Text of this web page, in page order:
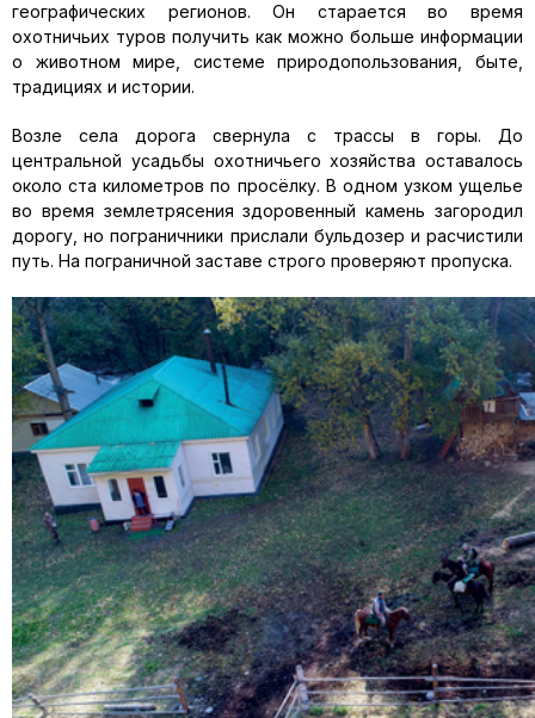
географических регионов. Он старается во время
охотничьих туров получить как можно больше информации
о животном мире, системе природопользования, быте,
традициях и истории.
Возле села дорога свернула с трассы в горы. До
центральной усадьбы охотничьего хозяйства оставалось
около ста километров по просёлку. В одном узком ущелье
во время землетрясения здоровенный камень загородил
дорогу, но пограничники прислали бульдозер и расчистили
путь. На пограничной заставе строго проверяют пропуска.